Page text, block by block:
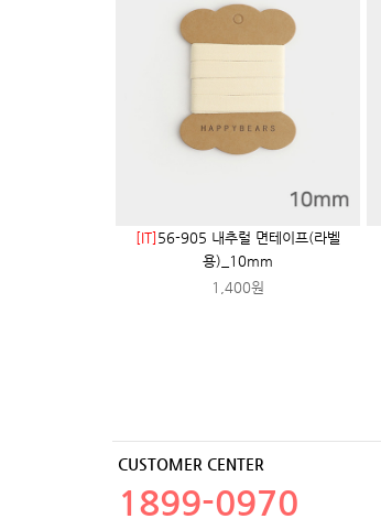
[IT] 56-905 내추럴 면테이프(라벨
용)_10mm
1,400원
CUSTOMER CENTER
1899-0970